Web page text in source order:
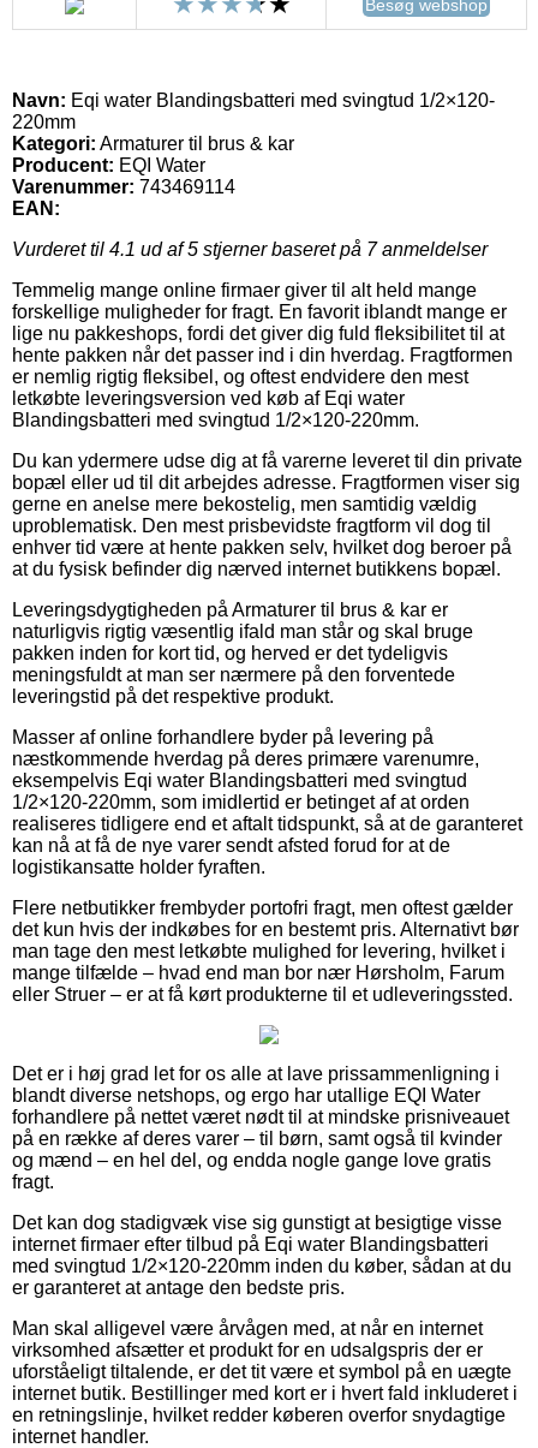
Besøg webshop
Navn: Eqi water Blandingsbatteri med svingtud 1/2×120-
220mm
Kategori: Armaturer til brus & kar
Producent: EQI Water
Varenummer: 743469114
EAN:
Vurderet til 4.1 ud af 5 stjerner baseret på 7anmeldelser
Temmelig mange online firmaer giver til alt held mange
forskellige muligheder for fragt. En favorit iblandt mange er
lige nu pakkeshops, fordi det giver dig fuld fleksibilitet til at
hente pakken når det passer ind i din hverdag. Fragtformen
er nemlig rigtig fleksibel, og oftest endvidere den mest
letkøbte leveringsversion ved køb af Eqi water
Blandingsbatteri med svingtud 1/2×120-220mm.
Du kan ydermere udse dig at få varerne leveret til din private
bopæl eller ud til dit arbejdes adresse. Fragtformen viser sig
gerne en anelse mere bekostelig, men samtidig vældig
uproblematisk. Den mest prisbevidste fragtform vil dog til
enhver tid være at hente pakken selv, hvilket dog beroer på
at du fysisk befinder dig nærved internet butikkens bopæl.
Leveringsdygtigheden på Armaturer til brus & kar er
naturligvis rigtig væsentlig ifald man står og skal bruge
pakken inden for kort tid, og herved er det tydeligvis
meningsfuldt at man ser nærmere på den forventede
leveringstid på det respektive produkt.
Masser af online forhandlere byder på levering på
næstkommende hverdag på deres primære varenumre,
eksempelvis Eqi water Blandingsbatteri med svingtud
1/2×120-220mm, som imidlertid er betinget af at orden
realiseres tidligere end et aftalt tidspunkt, så at de garanteret
kan nå at få de nye varer sendt afsted forud for at de
logistikansatte holder fyraften.
Flere netbutikker frembyder portofri fragt, men oftest gælder
det kun hvis der indkøbes for en bestemt pris. Alternativt bør
man tage den mest letkøbte mulighed for levering, hvilket i
mange tilfælde – hvad end man bor nær Hørsholm, Farum
eller Struer – er at få kørt produkterne til et udleveringssted.
Det er i høj grad let for os alle at lave prissammenligning i
blandt diverse netshops, og ergo har utallige EQI Water
forhandlere på nettet været nødt til at mindske prisniveauet
på en række af deres varer – til børn, samt også til kvinder
og mænd – en hel del, og endda nogle gange love gratis
fragt.
Det kan dog stadigvæk vise sig gunstigt at besigtige visse
internet firmaer efter tilbud på Eqi water Blandingsbatteri
med svingtud 1/2×120-220mm inden du køber, sådan at du
er garanteret at antage den bedste pris.
Man skal alligevel være årvågen med, at når en internet
virksomhed afsætter et produkt for en udsalgspris der er
uforståeligt tiltalende, er det tit være et symbol på en uægte
internet butik. Bestillinger med kort er i hvert fald inkluderet i
en retningslinje, hvilket redder køberen overfor snydagtige
internet handler.